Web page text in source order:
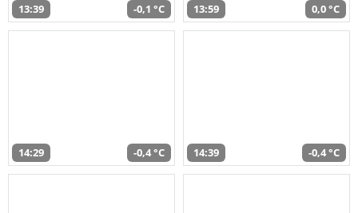
13:39 -0,1 °C 13:59 0,0 °C
14:29 -0,4 °C 14:39 -0,4 °C